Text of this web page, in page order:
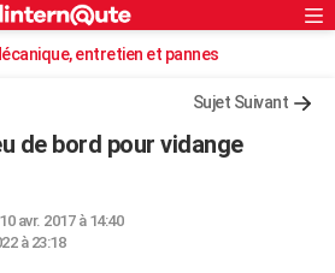
Rechercher
S'inscrire
Connexionentretien et pannes
Sujet Suivant
de bord pour vidange
avr. 2017 à 14:40
à 23:18